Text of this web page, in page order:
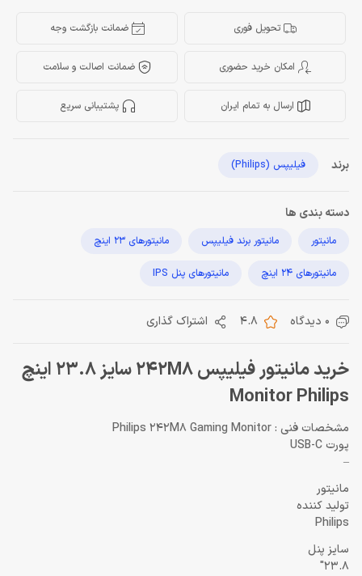
تحویل فوری ضمانت بازگشت وجه
امکان خرید حضوری ضمانت اصالت و سلامت
ارسال به تمام ایران پشتیبانی سریع
برند فیلیپس (Philips)
دسته بندی ها
مانیتور مانیتور برند فیلیپس مانیتورهای 23 اینچ
مانیتورهای 24 اینچ مانیتورهای پنل IPS
0 دیدگاه 4.8 اشتراک گذاری
خرید مانیتور فیلیپس 242M8 سایز 23.8 اینچ
Monitor Philips
مشخصات فنی : Philips 242M8 Gaming Monitor
پورت USB-C
–
مانیتور
تولید کننده
Philips
سایز پنل
23.8"